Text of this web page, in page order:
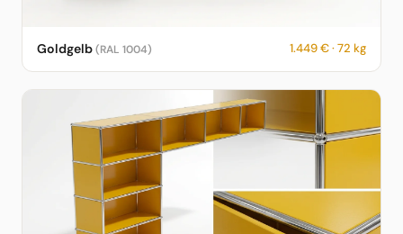
USM Haller Sideboard in Goldgelb – RAL 1004 – 1.449 € – 72 kg
– fotorealistische KI-Vorschau
Goldgelb(RAL 1004) 1.449 € · 72 kg